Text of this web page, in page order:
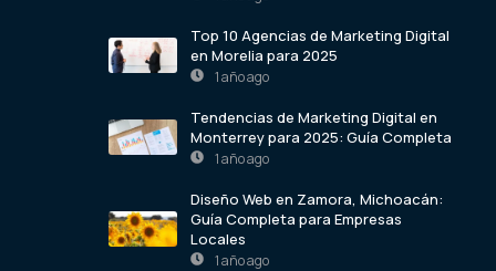
Top 10 Agencias de Marketing Digital
en Morelia para 2025
1 año ago
Tendencias de Marketing Digital en
Monterrey para 2025: Guía Completa
1 año ago
Diseño Web en Zamora, Michoacán:
Guía Completa para Empresas
Locales
1 año ago